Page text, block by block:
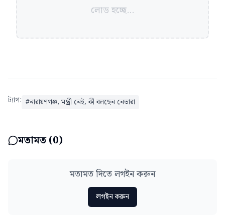
লোড হচ্ছে...
ট্যাগ: #নারায়ণগঞ্জ, মন্ত্রী নেই, কী বলছেন নেতারা
মতামত (0)
মতামত দিতে লগইন করুন
লগইন করুন